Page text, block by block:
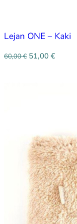
Lejan ONE – Kaki
60,00€ 51,00 €